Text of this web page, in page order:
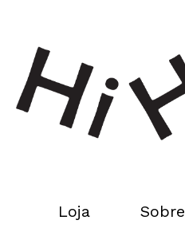
Loja Sobre